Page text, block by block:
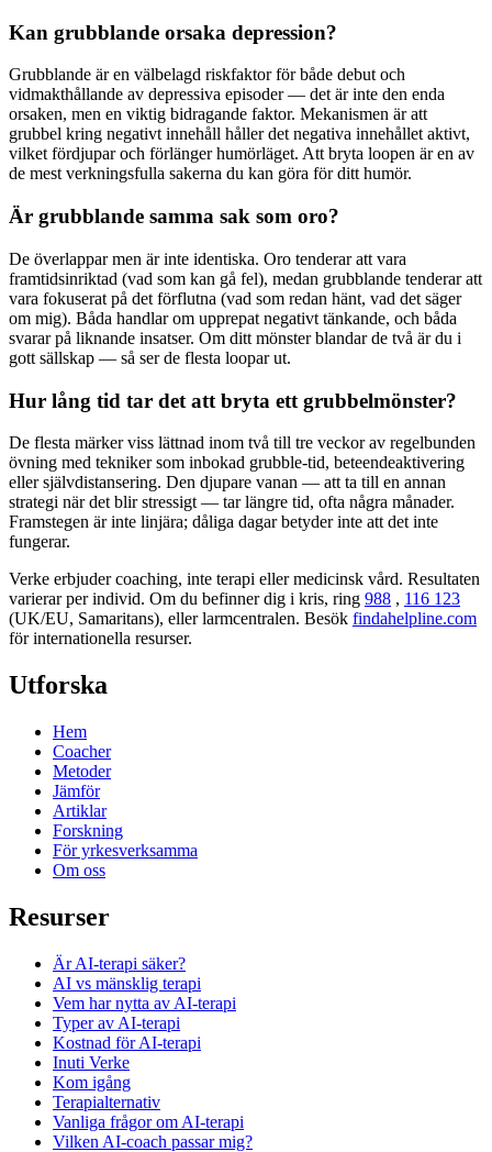
Kan grubblande orsaka depression?
Grubblande är en välbelagd riskfaktor för både debut och
vidmakthållande av depressiva episoder — det är inte den enda
orsaken, men en viktig bidragande faktor. Mekanismen är att
grubbel kring negativt innehåll håller det negativa innehållet aktivt,
vilket fördjupar och förlänger humörläget. Att bryta loopen är en av
de mest verkningsfulla sakerna du kan göra för ditt humör.
Är grubblande samma sak som oro?
De överlappar men är inte identiska. Oro tenderar att vara
framtidsinriktad (vad som kan gå fel), medan grubblande tenderar att
vara fokuserat på det förflutna (vad som redan hänt, vad det säger
om mig). Båda handlar om upprepat negativt tänkande, och båda
svarar på liknande insatser. Om ditt mönster blandar de två är du i
gott sällskap — så ser de flesta loopar ut.
Hur lång tid tar det att bryta ett grubbelmönster?
De flesta märker viss lättnad inom två till tre veckor av regelbunden
övning med tekniker som inbokad grubble-tid, beteendeaktivering
eller självdistansering. Den djupare vanan — att ta till en annan
strategi när det blir stressigt — tar längre tid, ofta några månader.
Framstegen är inte linjära; dåliga dagar betyder inte att det inte
fungerar.
Verke erbjuder coaching, inte terapi eller medicinsk vård. Resultaten
varierar per individ. Om du befinner dig i kris, ring 988 , 116 123
(UK/EU, Samaritans), eller larmcentralen. Besök findahelpline.com
för internationella resurser.
Utforska
Hem
Coacher
Metoder
Jämför
Artiklar
Forskning
För yrkesverksamma
Om oss
Resurser
Är AI-terapi säker?
AI vs mänsklig terapi
Vem har nytta av AI-terapi
Typer av AI-terapi
Kostnad för AI-terapi
Inuti Verke
Kom igång
Terapi­alternativ
Vanliga frågor om AI-terapi
Vilken AI-coach passar mig?